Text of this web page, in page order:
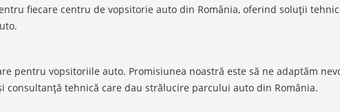
fiecare centru de vopsitorie auto din România, oferind soluții
pentru vopsitoriile auto. Promisiunea noastră este să ne adaptăm
tehnică care dau strălucire parcului auto din România.